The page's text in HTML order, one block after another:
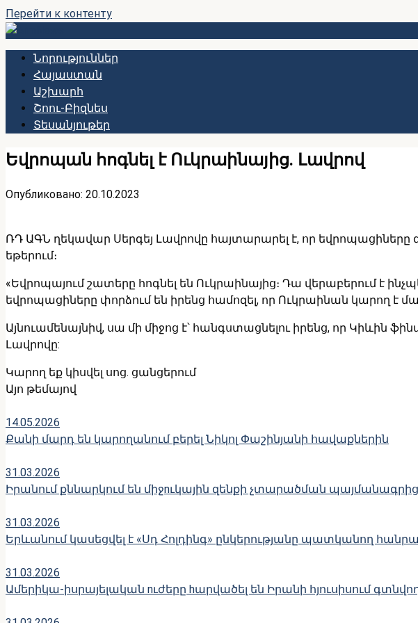
Перейти к контенту
Նորություններ
Հայաստան
Աշխարհ
Շոու-Բիզնես
Տեսանյութեր
Եվրոպան հոգնել է Ուկրաինայից. Լավրով
Опубликовано: 20.10.2023
ՌԴ ԱԳՆ ղեկավար Սերգեյ Լավրովը հայտարարել է, որ եվրոպացիները
եթերում։
«Եվրոպայում շատերը հոգնել են Ուկրաինայից։ Դա վերաբերում է
եվրոպացիները փորձում են իրենց համոզել, որ Ուկրաինան կարող է
Այնուամենայնիվ, սա մի միջոց է՝ հանգստացնելու իրենց, որ
Լավրովը:
Կարող եք կիսվել սոց․ ցանցերում
Այո թեմայով
14.05.2026
Քանի մարդ են կարողանում բերել Նիկոլ Փաշինյանի հավաքներին
31.03.2026
Իրանում քննարկում են միջnւկային զենքի չտարածման պայմանագրից
31.03.2026
Երևանում կասեցվել է «Սդ Հոլդինգ» ընկերությանը պատկանող
31.03.2026
Ամերիկա-իսրայելական nւժերը hարվածել են Իրանի հյուսիսում